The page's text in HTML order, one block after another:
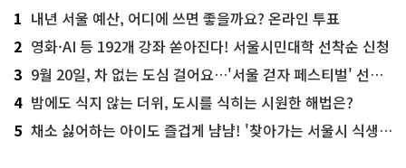
1 내년 서울 예산, 어디에 쓰면 좋을까요? 온라인 투표
2 영화·AI 등 192개 강좌 쏟아진다! 서울시민대학 선착순 신청
3 9월 20일, 차 없는 도심 걸어요…'서울 걷자 페스티벌' 선착순 5천명
4 밤에도 식지 않는 더위, 도시를 식히는 시원한 해법은?
5 채소 싫어하는 아이도 즐겁게 냠냠! '찾아가는 서울시 식생활 교육' 현장